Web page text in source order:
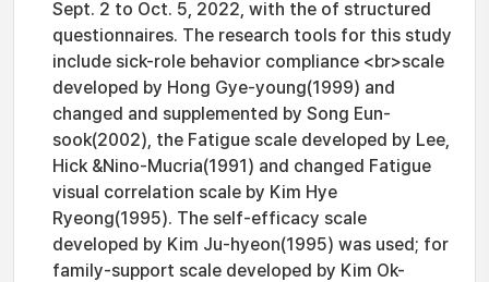
Sept. 2 to Oct. 5, 2022, with the of structured
questionnaires. The research tools for this study
include sick-role behavior compliance <br>scale
developed by Hong Gye-young(1999) and
changed and supplemented by Song Eun-
sook(2002), the Fatigue scale developed by Lee,
Hick &Nino-Mucria(1991) and changed Fatigue
visual correlation scale by Kim Hye
Ryeong(1995). The self-efficacy scale
developed by Kim Ju-hyeon(1995) was used; for
family-support scale developed by Kim Ok-